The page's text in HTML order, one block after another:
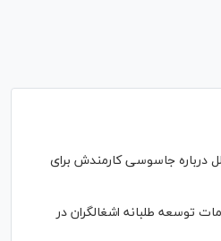
درباره جاسوسی کارمندش برای
توسعه طلبانه اشغالگران در